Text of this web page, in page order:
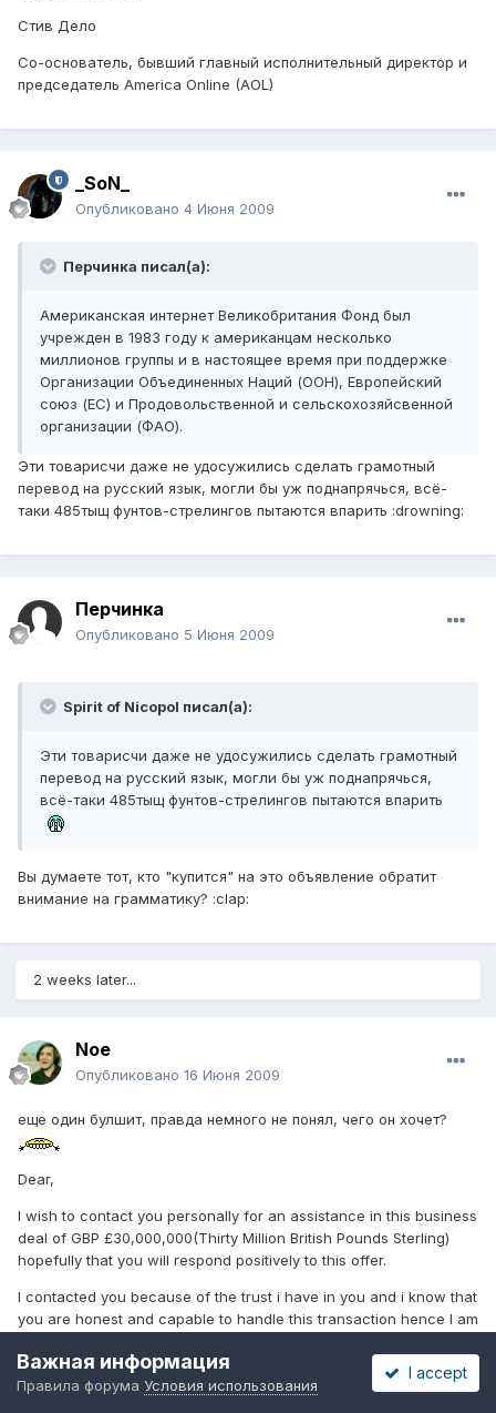
Стив Дело
Со-основатель, бывший главный исполнительный директор и
председатель America Online (AOL)
_SoN_
Опубликовано 4 Июня 2009
Перчинка писал(а):
Американская интернет Великобритания Фонд был
учрежден в 1983 году к американцам несколько
миллионов группы и в настоящее время при поддержке
Организации Объединенных Наций (ООН), Европейский
союз (ЕС) и Продовольственной и сельскохозяйсвенной
организации (ФАО).
Эти товарисчи даже не удосужились сделать грамотный
перевод на русский язык, могли бы уж поднапрячься, всё-
таки 485тыщ фунтов-стрелингов пытаются впарить :drowning:
Перчинка
Опубликовано 5 Июня 2009
Spirit of Nicopol писал(а):
Эти товарисчи даже не удосужились сделать грамотный
перевод на русский язык, могли бы уж поднапрячься,
всё-таки 485тыщ фунтов-стрелингов пытаются впарить
Вы думаете тот, кто "купится" на это объявление обратит
внимание на грамматику? :clap:
2 weeks later...
Noe
Опубликовано 16 Июня 2009
еще один булшит, правда немного не понял, чего он хочет?
Dear,
I wish to contact you personally for an assistance in this business
deal of GBP £30,000,000(Thirty Million British Pounds Sterling)
hopefully that you will respond positively to this offer.
I contacted you because of the trust i have in you and i know that
you are honest and capable to handle this transaction hence I am
request.
I am Anthony Watson chief executive of Hermes Pensions
Важная информация
Правила форума Условия использования
I accept